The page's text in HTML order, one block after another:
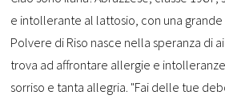
e intollerante al lattosio, con una grande
Polvere di Riso nasce nella speranza di
trova ad affrontare allergie e
sorriso e tanta allegria. "Fai delle tue